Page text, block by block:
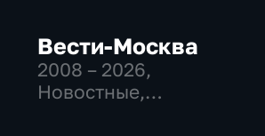
Вести-Москва
2008 – 2026,
Новостные,